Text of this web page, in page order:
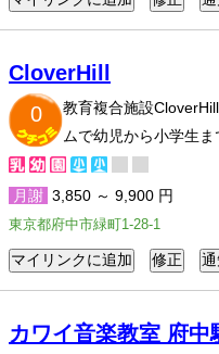
CloverHill
0
教育複合施設
ムで幼児から小学生
月謝 3,850 ～ 9,900 円
東京都府中市緑町1-28-1
カワイ音楽教室 府中